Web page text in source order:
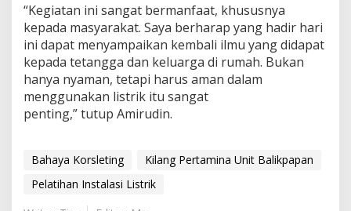
“Kegiatan ini sangat bermanfaat, khususnya
kepada masyarakat. Saya berharap yang hadir hari
ini dapat menyampaikan kembali ilmu yang didapat
kepada tetangga dan keluarga di rumah. Bukan
hanya nyaman, tetapi harus aman dalam
menggunakan listrik itu sangat
penting,” tutup Amirudin.
Bahaya Korsleting
Kilang Pertamina Unit Balikpapan
Pelatihan Instalasi Listrik